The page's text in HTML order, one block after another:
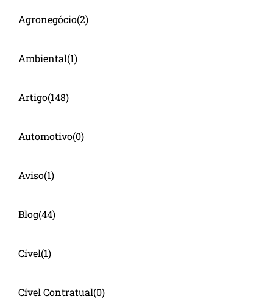
Agronegócio(2)
Ambiental(1)
Artigo(148)
Automotivo(0)
Aviso(1)
Blog(44)
Cível(1)
Cível Contratual(0)